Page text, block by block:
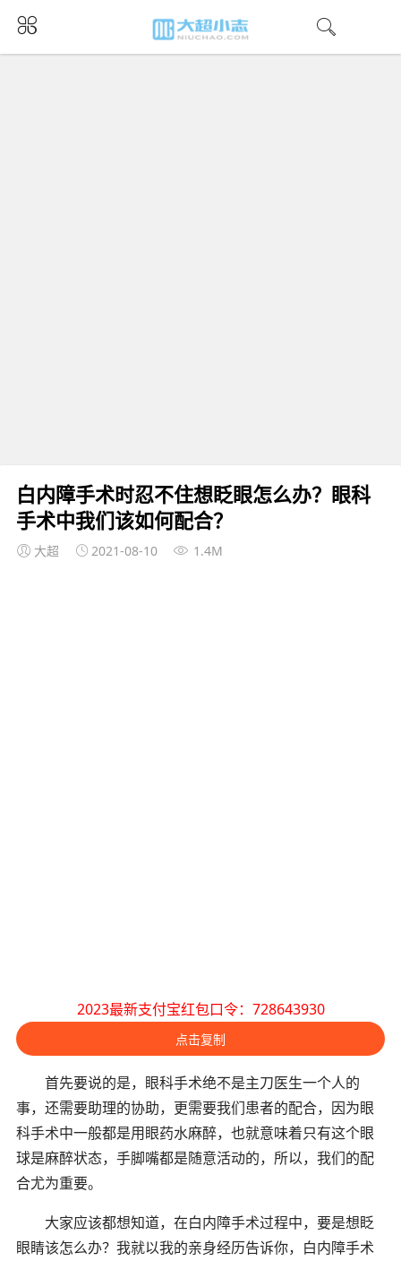
白内障手术时忍不住想眨眼怎么办？眼科
手术中我们该如何配合？
大超 2021-08-10 1.4M
2023最新支付宝红包口令：728643930
点击复制
首先要说的是，眼科手术绝不是主刀医生一个人的
事，还需要助理的协助，更需要我们患者的配合，因为眼
科手术中一般都是用眼药水麻醉，也就意味着只有这个眼
球是麻醉状态，手脚嘴都是随意活动的，所以，我们的配
合尤为重要。
大家应该都想知道，在白内障手术过程中，要是想眨
眼睛该怎么办？我就以我的亲身经历告诉你，白内障手术